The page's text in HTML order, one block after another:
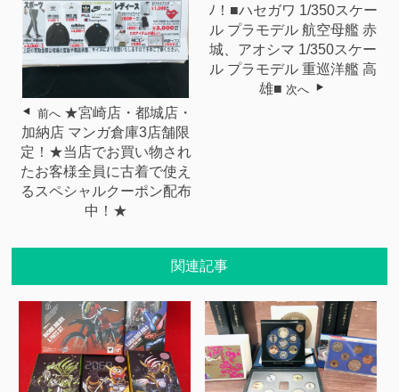
前へ ★宮崎店・都城店・
加納店 マンガ倉庫3店舗限
定！★当店でお買い物され
たお客様全員に古着で使え
るスペシャルクーポン配布
中！★
ﾉ！■ハセガワ 1/350スケー
ル プラモデル 航空母艦 赤
城、アオシマ 1/350スケー
ル プラモデル 重巡洋艦 高
雄■ 次へ
関連記事